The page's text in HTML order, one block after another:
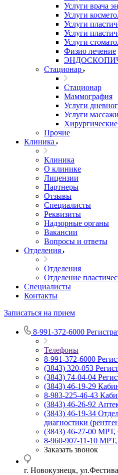
Услуги врача
Услуги
Услуги
Услуги
Услуги
Физио лечение
Стационар
Стационар
Маммография
Услуги
Услуги
Прочие
Клиника
Клиника
О клинике
Лицензии
Партнеры
Отзывы
Специалисты
Реквизиты
Надзорные органы
Вакансии
Вопросы и ответы
Отделения
Отделения
Отделение
Специалисты
Контакты
Записаться на прием
8-991-372-6000
Телефоны
8-991-372-6000
(3843) 320-053
(3843) 74-04-04
(3843) 46-19-29
8-983-225-46-43
(3843) 46-26-92
(3843) 46-19-34
диагностики
(3843) 46-27-00 МРТ,
8-960-907-11-10 МРТ,
Заказать звонок
г. Новокузнецк,